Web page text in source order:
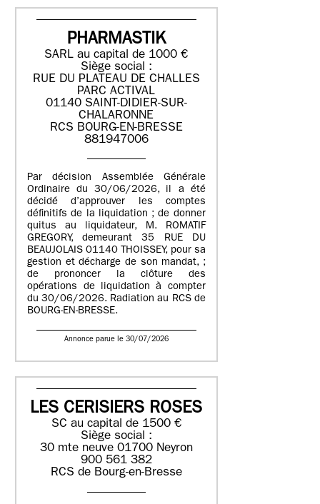
PHARMASTIK
SARL au capital de 1000 €
Siège social :
RUE DU PLATEAU DE CHALLES
PARC ACTIVAL
01140 SAINT-DIDIER-SUR-
CHALARONNE
RCS BOURG-EN-BRESSE
881947006
Par décision Assemblée Générale
Ordinaire du 30/06/2026, il a été
décidé d’approuver les comptes
définitifs de la liquidation ; de donner
quitus au liquidateur, M. ROMATIF
GREGORY, demeurant 35 RUE DU
BEAUJOLAIS 01140 THOISSEY, pour sa
gestion et décharge de son mandat, ;
de prononcer la clôture des
opérations de liquidation à compter
du 30/06/2026. Radiation au RCS de
BOURG-EN-BRESSE.
Annonce parue le 30/07/2026
LES CERISIERS ROSES
SC au capital de 1500 €
Siège social :
30 mte neuve 01700 Neyron
900 561 382
RCS de Bourg-en-Bresse